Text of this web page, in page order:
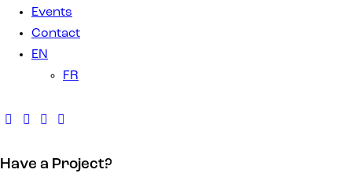
Events
Contact
EN
FR
Have a Project?